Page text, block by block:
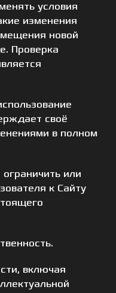
условия
изменения
новой
Проверка
своё
в полном
или
к Сайту
включая